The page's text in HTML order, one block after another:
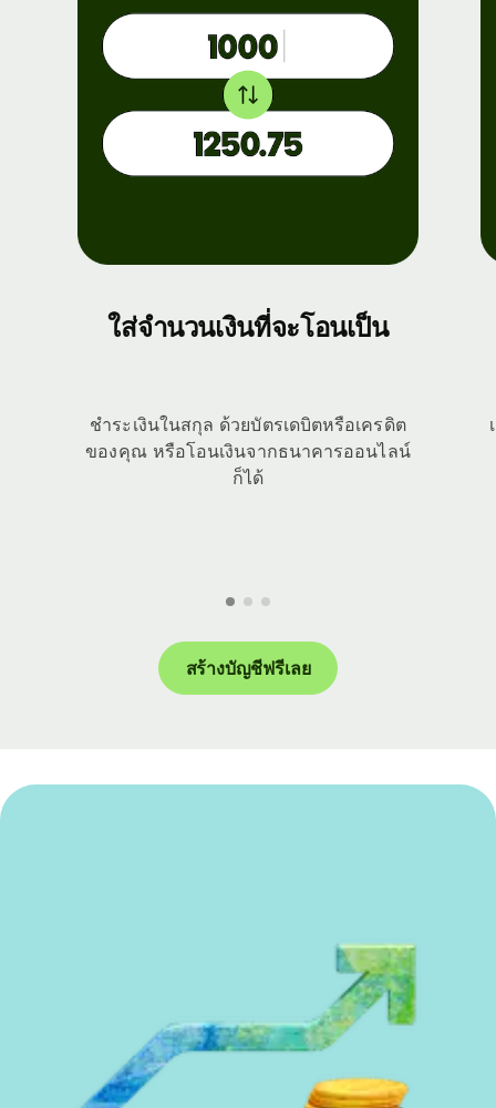
ใส่จำนวนเงินที่จะโอนเป็น
ชำระเงินในสกุล ด้วยบัตรเดบิตหรือเครดิต
ของคุณ หรือโอนเงินจากธนาคารออนไลน์
ก็ได้
สร้างบัญชีฟรีเลย